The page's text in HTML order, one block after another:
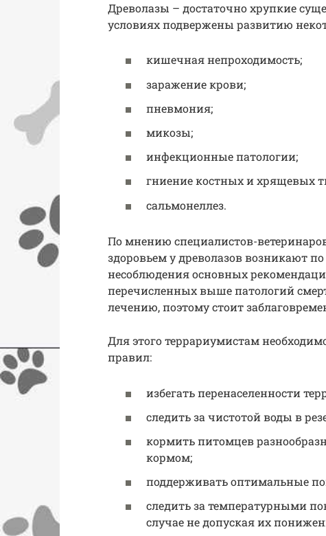
Древолазы – достаточно хрупкие
условиях подвержены развитию
кишечная непроходимость;
заражение крови;
пневмония;
микозы;
инфекционные патологии;
гниение костных и хрящевых
сальмонеллез.
По мнению специалистов-
здоровьем у древолазов возникают
несоблюдения основных
перечисленных выше патологий
лечению, поэтому стоит
Для этого террариумистам
правил:
избегать перенаселенности
следить за чистотой воды в
кормить питомцев
кормом;
поддерживать оптимальные
следить за температурными
случае не допуская их